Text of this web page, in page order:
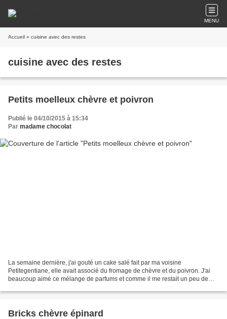
MENU
Accueil » cuisine avec des restes
cuisine avec des restes
Petits moelleux chèvre et poivron
Publié le 04/10/2015 à 15:34
Par madame chocolat
La semaine dernière, j'ai gouté un cake salé fait par ma voisine
Petitegentiane, elle avait associé du fromage de chèvre et du poivron. J'ai
beaucoup aimé ce mélange de parfums et comme il me restait un peu de
Bricks chèvre épinard